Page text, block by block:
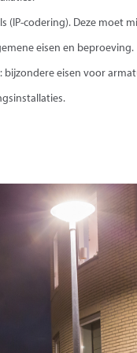
(IP-codering). Deze moet
eisen en beproeving.
bijzondere eisen voor